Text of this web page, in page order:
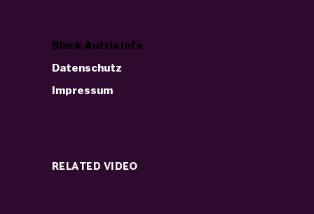
Black Autria Info
Datenschutz
Impressum
RELATED VIDEO